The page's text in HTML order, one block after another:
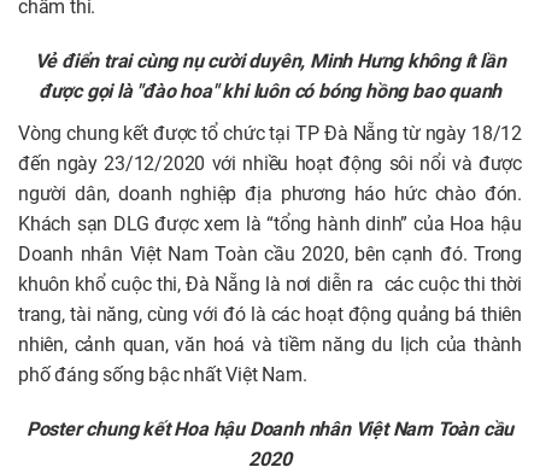
chấm thi.
Vẻ điển trai cùng nụ cười duyên, Minh Hưng không ít lần
được gọi là "đào hoa" khi luôn có bóng hồng bao quanh
Vòng chung kết được tổ chức tại TP Đà Nẵng từ ngày 18/12
đến ngày 23/12/2020 với nhiều hoạt động sôi nổi và được
người dân, doanh nghiệp địa phương háo hức chào đón.
Khách sạn DLG được xem là “tổng hành dinh” của Hoa hậu
Doanh nhân Việt Nam Toàn cầu 2020, bên cạnh đó. Trong
khuôn khổ cuộc thi, Đà Nẵng là nơi diễn ra các cuộc thi thời
trang, tài năng, cùng với đó là các hoạt động quảng bá thiên
nhiên, cảnh quan, văn hoá và tiềm năng du lịch của thành
phố đáng sống bậc nhất Việt Nam.
Poster chung kết Hoa hậu Doanh nhân Việt Nam Toàn cầu
2020